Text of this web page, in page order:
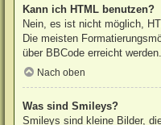
Kann ich HTML benutzen?
Nein, es ist nicht möglich,
Die meisten
über BBCode erreicht werden.
Nach oben
Was sind Smileys?
Smileys sind kleine Bilder,